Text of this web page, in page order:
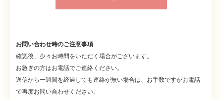
9:00〜17:15（休憩45分）
＊小さなお子様がいても働きやすい環境を整えていきます。
休日
休日
週2日以上勤務〜OK
シフト表による（応相談）
お問い合わせ時のご注意事項
確認後、少々お時間をいただく場合がございます。
お急ぎの方はお電話でご連絡ください。
送信から一週間を経過しても連絡が無い場合は、お手数ですがお電話
で再度お問い合わせください。